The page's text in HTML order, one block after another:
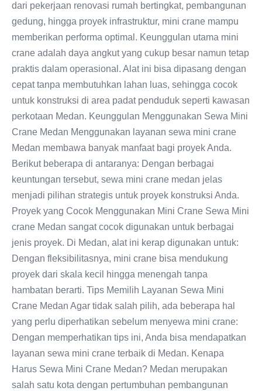
dari pekerjaan renovasi rumah bertingkat, pembangunan
gedung, hingga proyek infrastruktur, mini crane mampu
memberikan performa optimal. Keunggulan utama mini
crane adalah daya angkut yang cukup besar namun tetap
praktis dalam operasional. Alat ini bisa dipasang dengan
cepat tanpa membutuhkan lahan luas, sehingga cocok
untuk konstruksi di area padat penduduk seperti kawasan
perkotaan Medan. Keunggulan Menggunakan Sewa Mini
Crane Medan Menggunakan layanan sewa mini crane
Medan membawa banyak manfaat bagi proyek Anda.
Berikut beberapa di antaranya: Dengan berbagai
keuntungan tersebut, sewa mini crane medan jelas
menjadi pilihan strategis untuk proyek konstruksi Anda.
Proyek yang Cocok Menggunakan Mini Crane Sewa Mini
crane Medan sangat cocok digunakan untuk berbagai
jenis proyek. Di Medan, alat ini kerap digunakan untuk:
Dengan fleksibilitasnya, mini crane bisa mendukung
proyek dari skala kecil hingga menengah tanpa
hambatan berarti. Tips Memilih Layanan Sewa Mini
Crane Medan Agar tidak salah pilih, ada beberapa hal
yang perlu diperhatikan sebelum menyewa mini crane:
Dengan memperhatikan tips ini, Anda bisa mendapatkan
layanan sewa mini crane terbaik di Medan. Kenapa
Harus Sewa Mini Crane Medan? Medan merupakan
salah satu kota dengan pertumbuhan pembangunan